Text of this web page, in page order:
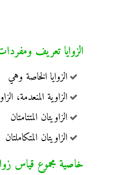
الزوايا تعريف
الزوايا الخاصة وهي
الزاوية المنعدمة،
الزاويتان المتتامتان
الزاويتان المتكاملتان
خاصية مجموع قياس